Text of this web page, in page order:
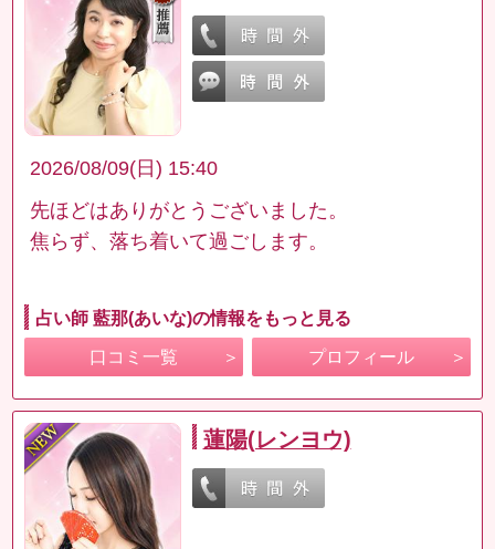
2026/08/09(日) 15:40
先ほどはありがとうございました。
焦らず、落ち着いて過ごします。
占い師 藍那(あいな)の情報をもっと見る
口コミ一覧 プロフィール
蓮陽(レンヨウ)